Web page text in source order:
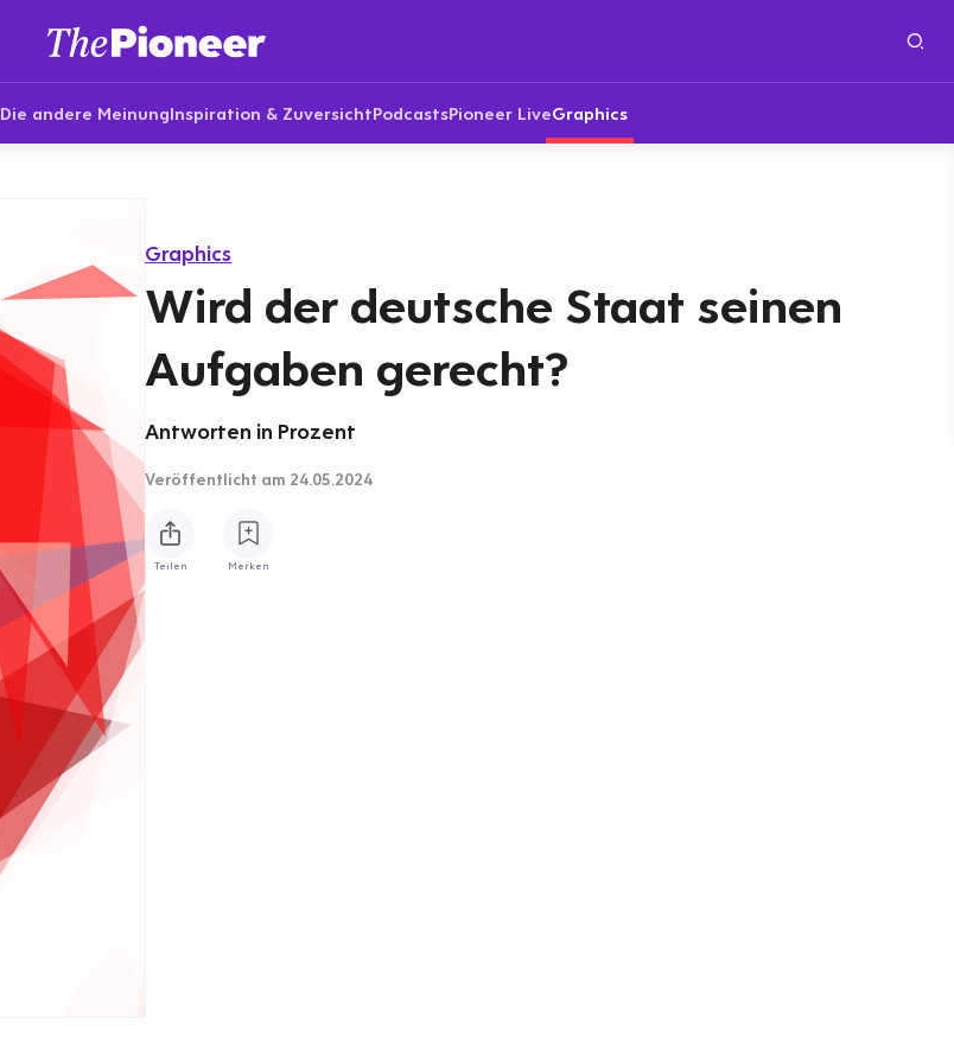
Die andere MeinungInspiration & ZuversichtPodcastsPioneer LiveGraphics
Graphics
Wird der deutsche Staat seinen
Aufgaben gerecht?
Antworten in Prozent
Veröffentlicht am 24.05.2024
Teilen Merken